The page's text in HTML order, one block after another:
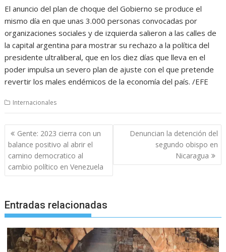
El anuncio del plan de choque del Gobierno se produce el
mismo día en que unas 3.000 personas convocadas por
organizaciones sociales y de izquierda salieron a las calles de
la capital argentina para mostrar su rechazo a la política del
presidente ultraliberal, que en los diez días que lleva en el
poder impulsa un severo plan de ajuste con el que pretende
revertir los males endémicos de la economía del país. /EFE
Internacionales
Navegación
de
entradas
Gente: 2023 cierra con un
balance positivo al abrir el
camino democratico al
cambio político en Venezuela
Denuncian la detención del
segundo obispo en
Nicaragua
Entradas relacionadas